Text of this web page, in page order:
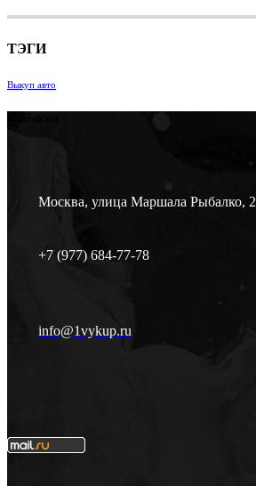
ТЭГИ
Выкуп авто
Москва, улица Маршала Рыбалко, 2
+7 (977) 684-77-78
info@1vykup.ru